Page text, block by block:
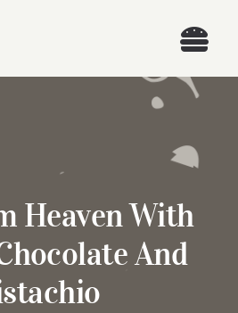
Places
Blog
Heaven With
And